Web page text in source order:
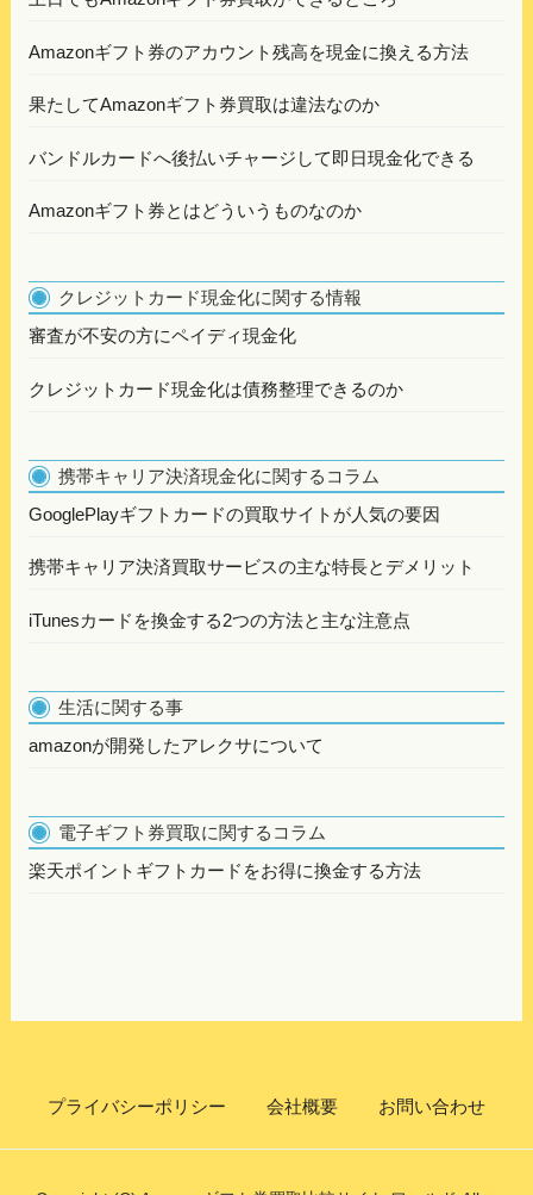
Amazonギフト券のアカウント残高を現金に換える方法
果たしてAmazonギフト券買取は違法なのか
バンドルカードへ後払いチャージして即日現金化できる
Amazonギフト券とはどういうものなのか
クレジットカード現金化に関する情報
審査が不安の方にペイディ現金化
クレジットカード現金化は債務整理できるのか
携帯キャリア決済現金化に関するコラム
GooglePlayギフトカードの買取サイトが人気の要因
携帯キャリア決済買取サービスの主な特長とデメリット
iTunesカードを換金する2つの方法と主な注意点
生活に関する事
amazonが開発したアレクサについて
電子ギフト券買取に関するコラム
楽天ポイントギフトカードをお得に換金する方法
プライバシーポリシー 会社概要 お問い合わせ